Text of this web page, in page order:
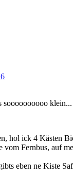
soooooooooo klein...
hol ick 4 Kästen
vom Fernbus, auf
eben ne Kiste